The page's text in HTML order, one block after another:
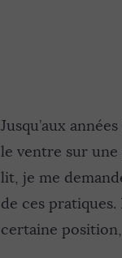
Jusqu’aux
le ventre sur
lit, je me
de ces
certaine